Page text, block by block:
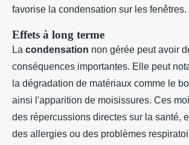
favorise la condensation sur les fenêtres.
Effets à long terme
La condensation non gérée peut avoir
conséquences importantes. Elle peut
la dégradation de matériaux comme le
ainsi l'apparition de moisissures. Ces
des répercussions directes sur la santé,
des allergies ou des problèmes